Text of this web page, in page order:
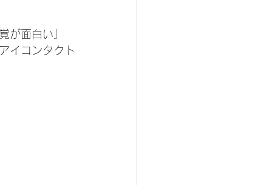
が面白い」
イコンタクト